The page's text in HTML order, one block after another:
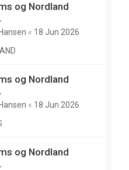
og Nordland
« 18 Jun 2026
og Nordland
« 18 Jun 2026
og Nordland